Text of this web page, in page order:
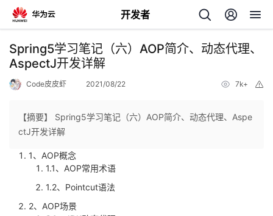
开发者
返
回
主
的
Spring5学习笔记（六）AOP简介、动态代理、
AspectJ开发详解
Code皮皮虾 2021/08/22 7k+
【摘要】 Spring5学习笔记（六）AOP简介、动态代理、Aspe
ctJ开发详解
1、AOP概念
1.1、AOP常用术语
1.2、Pointcut语法
2、AOP场景